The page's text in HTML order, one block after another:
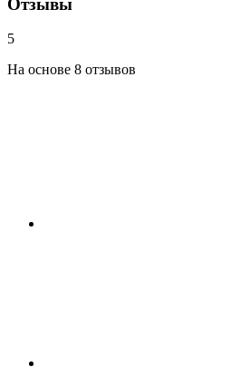
Отзывы
5
На основе 8 отзывов